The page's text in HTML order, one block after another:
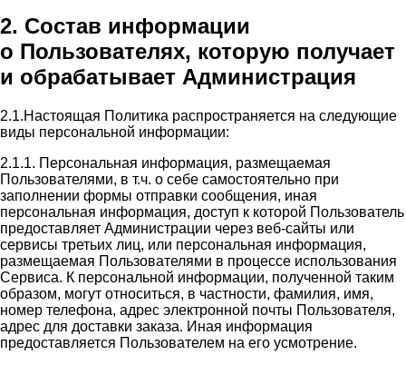
2. Состав информации
о Пользователях, которую получает
и обрабатывает Администрация
2.1.Настоящая Политика распространяется на следующие
виды персональной информации:
2.1.1. Персональная информация, размещаемая
Пользователями, в т.ч. о себе самостоятельно при
заполнении формы отправки сообщения, иная
персональная информация, доступ к которой Пользователь
предоставляет Администрации через веб-сайты или
сервисы третьих лиц, или персональная информация,
размещаемая Пользователями в процессе использования
Сервиса. К персональной информации, полученной таким
образом, могут относиться, в частности, фамилия, имя,
номер телефона, адрес электронной почты Пользователя,
адрес для доставки заказа. Иная информация
предоставляется Пользователем на его усмотрение.